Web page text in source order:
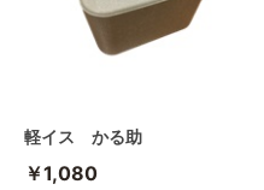
軽イス かる助
￥1,080